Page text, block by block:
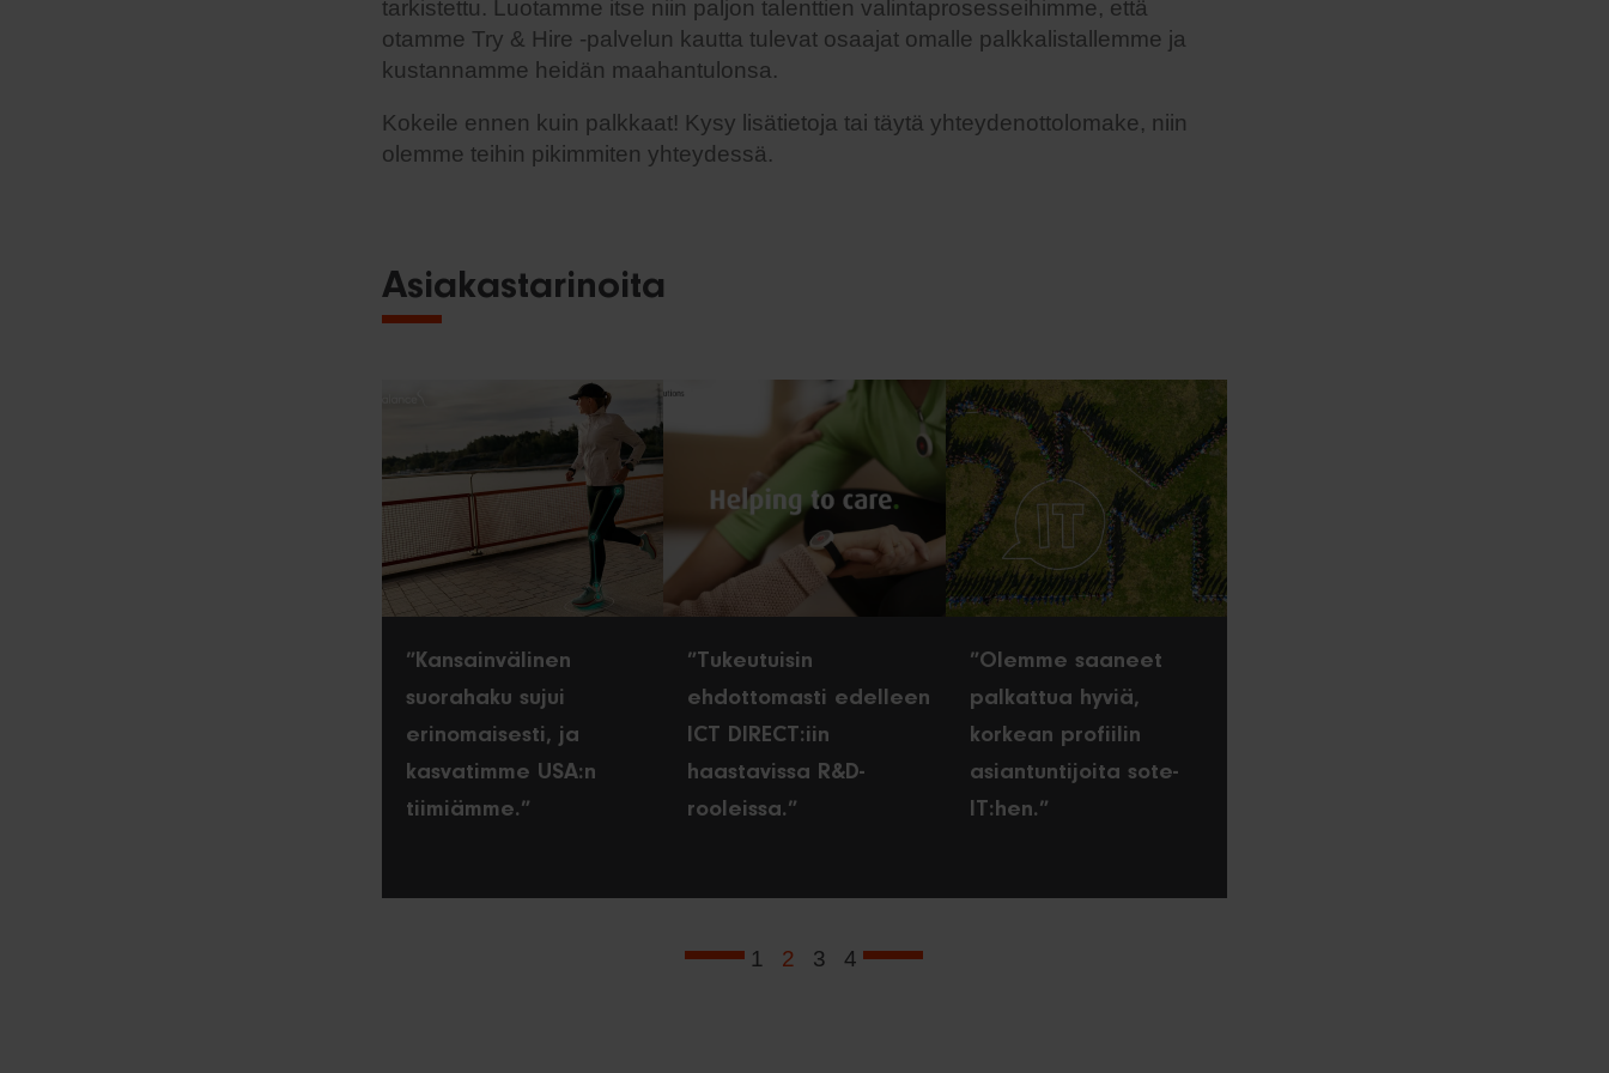
tarkistettu. Luotamme itse niin paljon talenttien valintaprosesseihimme, että
otamme Try & Hire -palvelun kautta tulevat osaajat omalle palkkalistallemme ja
kustannamme heidän maahantulonsa.
Kokeile ennen kuin palkkaat! Kysy lisätietoja tai täytä yhteydenottolomake, niin
olemme teihin pikimmiten yhteydessä.
Asiakastarinoita
”Kansainvälinen
suorahaku sujui
erinomaisesti, ja
kasvatimme USA:n
tiimiämme.”
”Tukeutuisin
ehdottomasti edelleen
ICT DIRECT:iin
haastavissa R&D-
rooleissa.”
”Olemme saaneet
palkattua hyviä,
korkean profiilin
asiantuntijoita sote-
IT:hen.”
1 2 3 4